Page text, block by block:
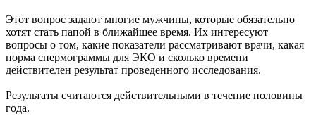
Этот вопрос задают многие мужчины, которые обязательно
хотят стать папой в ближайшее время. Их интересуют
вопросы о том, какие показатели рассматривают врачи, какая
норма спермограммы для ЭКО и сколько времени
действителен результат проведенного исследования.
Результаты считаются действительными в течение половины
года.